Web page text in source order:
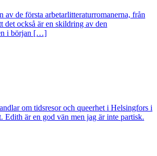
av de första arbetarlitteraturromanerna, från
det också är en skildring av den
i början […]
om tidsresor och queerhet i Helsingfors i
Edith är en god vän men jag är inte partisk.